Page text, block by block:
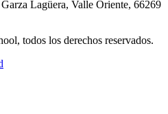
Lagüera, Valle Oriente, 66269
todos los derechos reservados.